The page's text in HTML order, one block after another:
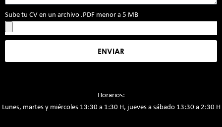
Sube tu CV en un archivo .PDF menor a 5 MB
ENVIAR
Horarios:
Lunes, martes y miércoles 13:30 a 1:30 H, jueves a sábado 13:30 a 2:30 H